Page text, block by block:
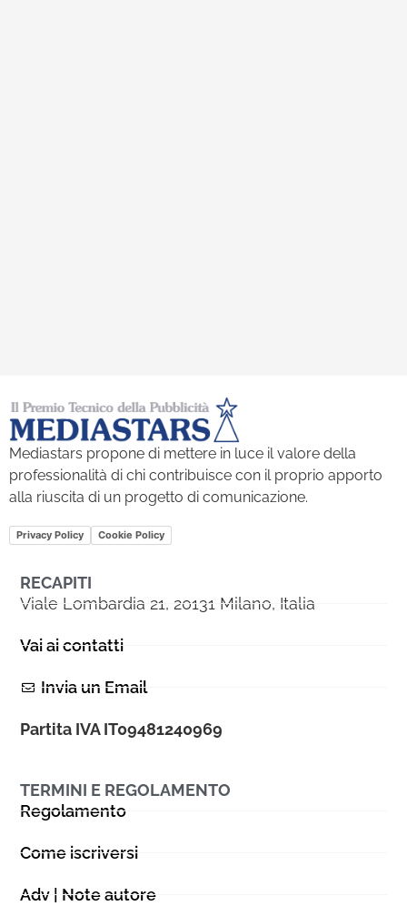
Mediastars propone di mettere in luce il valore della
professionalità di chi contribuisce con il proprio apporto
alla riuscita di un progetto di comunicazione.
Privacy Policy Cookie Policy
RECAPITI
Viale Lombardia 21, 20131 Milano, Italia
Vai ai contatti
Invia un Email
Partita IVA IT09481240969
TERMINI E REGOLAMENTO
Regolamento
Come iscriversi
Adv | Note autore